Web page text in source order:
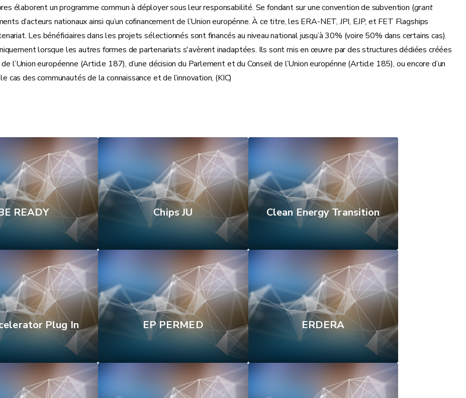
élaborent un programme commun à déployer sous leur responsabilité. Se fondant sur une convention de subvention (grant
d’acteurs nationaux ainsi qu’un cofinancement de l’Union europénne. À ce titre, les ERA-NET, JPI, EJP, et FET Flagships
Les bénéficiaires dans les projets sélectionnés sont financés au niveau national jusqu’à 30% (voire 50% dans certains cas).
lorsque les autres formes de partenariats s'avèrent inadaptées. Ils sont mis en œuvre par des structures dédiées créées
l’Union européenne (Article 187), d’une décision du Parlement et du Conseil de l’Union europénne (Article 185), ou encore d’un
des communautés de la connaissance et de l’innovation, (KIC)
READY Chips JU Clean Energy Transition
Plug In EP PERMED ERDERA